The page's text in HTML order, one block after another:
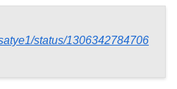
status/1306342784706